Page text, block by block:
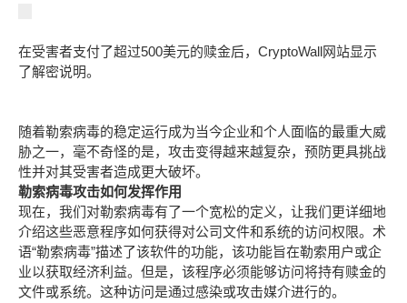
在受害者支付了超过500美元的赎金后， CryptoWall网站显示
了解密说明。
随着勒索病毒的稳定运行成为当今企业和个人面临的最重大威
胁之一，毫不奇怪的是，攻击变得越来越复杂，预防更具挑战
性并对其受害者造成更大破坏。
勒索病毒攻击如何发挥作用
现在，我们对勒索病毒有了一个宽松的定义，让我们更详细地
介绍这些恶意程序如何获得对公司文件和系统的访问权限。术
语“勒索病毒”描述了该软件的功能，该功能旨在勒索用户或企
业以获取经济利益。但是，该程序必须能够访问将持有赎金的
文件或系统。这种访问是通过感染或攻击媒介进行的。